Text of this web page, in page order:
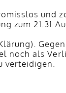
und
zum 21:31
noch als
verteidigen.